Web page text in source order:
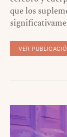
que los
VER